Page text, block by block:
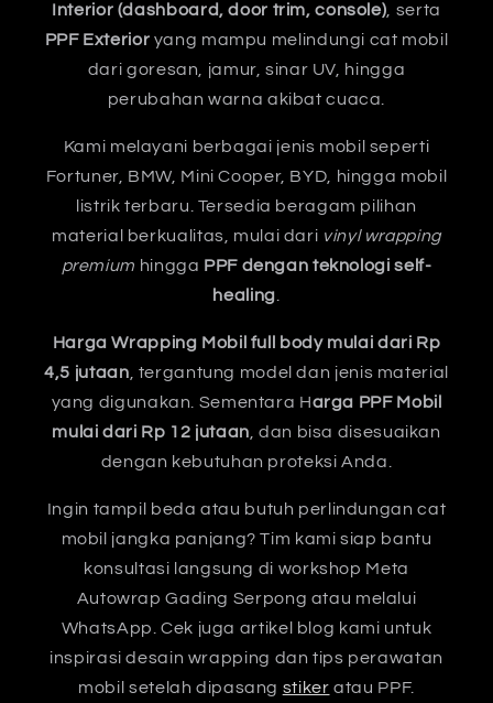
Interior (dashboard, door trim, console), serta
PPF Exterior yang mampu melindungi cat mobil
dari goresan, jamur, sinar UV, hingga
perubahan warna akibat cuaca.
Kami melayani berbagai jenis mobil seperti
Fortuner, BMW, Mini Cooper, BYD, hingga mobil
listrik terbaru. Tersedia beragam pilihan
material berkualitas, mulai dari vinyl wrapping
premium hingga PPF dengan teknologi self-
healing
Harga Wrapping Mobil full body mulai dari Rp
4,5 jutaan , tergantung model dan jenis material
yang digunakan. Sementara Harga PPF Mobil
mulai dari Rp 12 jutaan , dan bisa disesuaikan
dengan kebutuhan proteksi Anda.
Ingin tampil beda atau butuh perlindungan cat
mobil jangka panjang? Tim kami siap bantu
konsultasi langsung di workshop Meta
Autowrap Gading Serpong atau melalui
WhatsApp. Cek juga artikel blog kami untuk
inspirasi desain wrapping dan tips perawatan
mobil setelah dipasang stiker atau PPF.